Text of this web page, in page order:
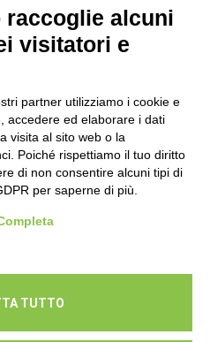
raccoglie alcuni
visitatori e
partner utilizziamo i cookie e
accedere ed elaborare i dati
visita al sito web o la
Poiché rispettiamo il tuo diritto
di non consentire alcuni tipi di
per saperne di più.
TUTTO